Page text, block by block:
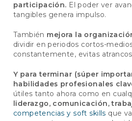
participación. El poder ver
tangibles genera impulso.
También mejora la
dividir en periodos cortos-
constantemente, evitas
Y para terminar (súper
habilidades profesionales
útiles tanto ahora como en
liderazgo, comunicación,
competencias y soft skills que